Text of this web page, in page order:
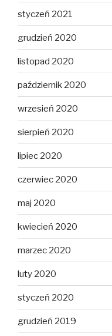
styczeń 2021
grudzień 2020
listopad 2020
październik 2020
wrzesień 2020
sierpień 2020
lipiec 2020
czerwiec 2020
maj 2020
kwiecień 2020
marzec 2020
luty 2020
styczeń 2020
grudzień 2019